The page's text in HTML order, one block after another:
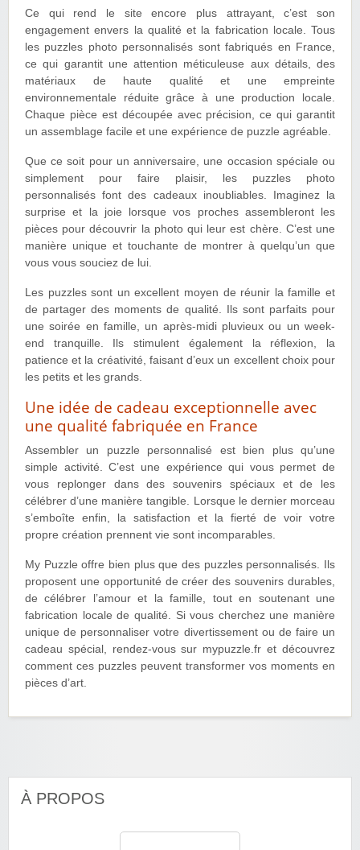
Ce qui rend le site encore plus attrayant, c’est son
engagement envers la qualité et la fabrication locale. Tous
les puzzles photo personnalisés sont fabriqués en France,
ce qui garantit une attention méticuleuse aux détails, des
matériaux de haute qualité et une empreinte
environnementale réduite grâce à une production locale.
Chaque pièce est découpée avec précision, ce qui garantit
un assemblage facile et une expérience de puzzle agréable.
Que ce soit pour un anniversaire, une occasion spéciale ou
simplement pour faire plaisir, les puzzles photo
personnalisés font des cadeaux inoubliables. Imaginez la
surprise et la joie lorsque vos proches assembleront les
pièces pour découvrir la photo qui leur est chère. C’est une
manière unique et touchante de montrer à quelqu’un que
vous vous souciez de lui.
Les puzzles sont un excellent moyen de réunir la famille et
de partager des moments de qualité. Ils sont parfaits pour
une soirée en famille, un après-midi pluvieux ou un week-
end tranquille. Ils stimulent également la réflexion, la
patience et la créativité, faisant d’eux un excellent choix pour
les petits et les grands.
Une idée de cadeau exceptionnelle avec
une qualité fabriquée en France
Assembler un puzzle personnalisé est bien plus qu’une
simple activité. C’est une expérience qui vous permet de
vous replonger dans des souvenirs spéciaux et de les
célébrer d’une manière tangible. Lorsque le dernier morceau
s’emboîte enfin, la satisfaction et la fierté de voir votre
propre création prennent vie sont incomparables.
My Puzzle offre bien plus que des puzzles personnalisés. Ils
proposent une opportunité de créer des souvenirs durables,
de célébrer l’amour et la famille, tout en soutenant une
fabrication locale de qualité. Si vous cherchez une manière
unique de personnaliser votre divertissement ou de faire un
cadeau spécial, rendez-vous sur mypuzzle.fr et découvrez
comment ces puzzles peuvent transformer vos moments en
pièces d’art.
À PROPOS